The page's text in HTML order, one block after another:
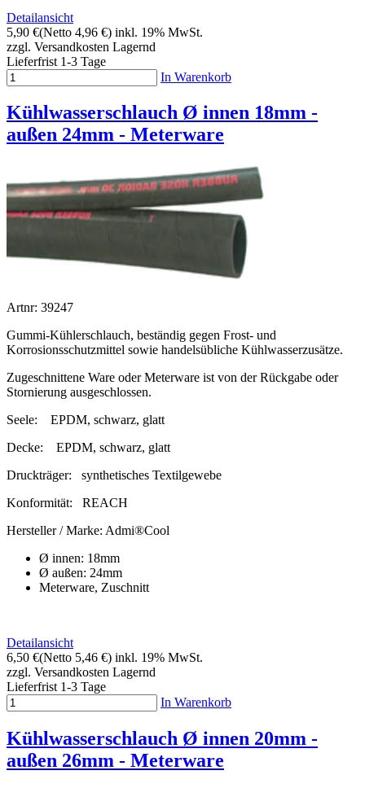
Detailansicht
5,90 €(Netto 4,96 €) inkl. 19% MwSt.
zzgl. Versandkosten Lagernd
Lieferfrist 1-3 Tage
In Warenkorb
Kühlwasserschlauch Ø innen 18mm -
außen 24mm - Meterware
Artnr: 39247
Gummi-Kühlerschlauch, beständig gegen Frost- und
Korrosionsschutzmittel sowie handelsübliche Kühlwasserzusätze.
Zugeschnittene Ware oder Meterware ist von der Rückgabe oder
Stornierung ausgeschlossen.
Seele:
EPDM, schwarz, glatt
Decke:
EPDM, schwarz, glatt
Druckträger:
synthetisches Textilgewebe
Konformität:
REACH
Hersteller / Marke: Admi®Cool
Ø innen: 18mm
Ø außen: 24mm
Meterware, Zuschnitt
Detailansicht
6,50 €(Netto 5,46 €) inkl. 19% MwSt.
zzgl. Versandkosten Lagernd
Lieferfrist 1-3 Tage
In Warenkorb
Kühlwasserschlauch Ø innen 20mm -
außen 26mm - Meterware